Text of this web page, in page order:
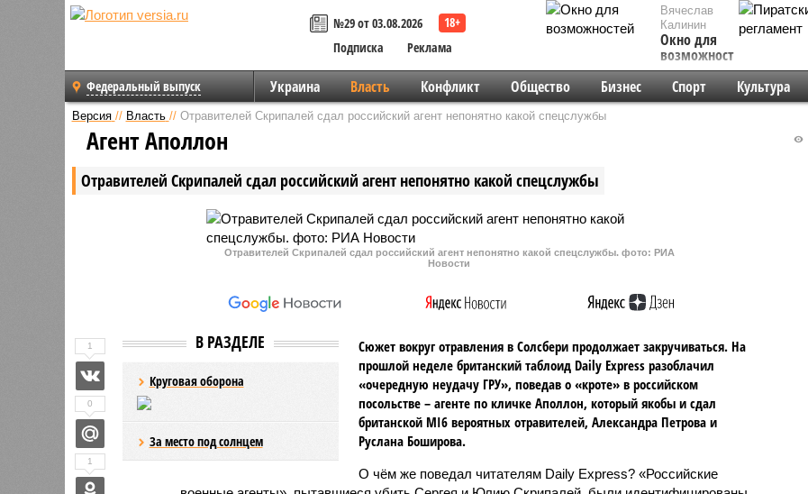
№29 от 03.08.2026
Подписка
Реклама
Вячеслав
Калинин
Окно для
возможностей
Федеральный выпуск Украина Власть Конфликт Общество Бизнес Спорт Культура
Версия // Власть // Отравителей Скрипалей сдал российский агент непонятно какой спецслужбы
Отравителей Скрипалей сдал российский агент непонятно какой спецслужбы
Агент Аполлон
Отравителей Скрипалей сдал российский агент непонятно какой спецслужбы. фото: РИА
Новости
В РАЗДЕЛЕ
Круговая оборона
За место под солнцем
Сюжет вокруг отравления в Солсбери продолжает закручиваться. На
прошлой неделе британский таблоид Daily Express разоблачил
«очередную неудачу ГРУ», поведав о «кроте» в российском
посольстве – агенте по кличке Аполлон, который якобы и сдал
британской MI6 вероятных отравителей, Александра Петрова и
Руслана Боширова.
О чём же поведал читателям Daily Express? «Российские
1
0
1